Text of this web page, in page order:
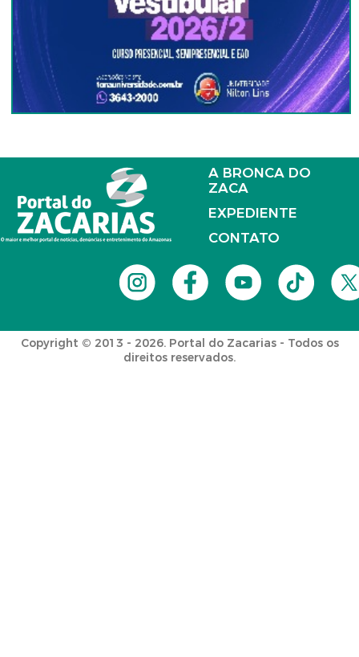
A BRONCA DO
ZACA
EXPEDIENTE
CONTATO
Copyright © 2013 - 2026. Portal do Zacarias - Todos os
direitos reservados.